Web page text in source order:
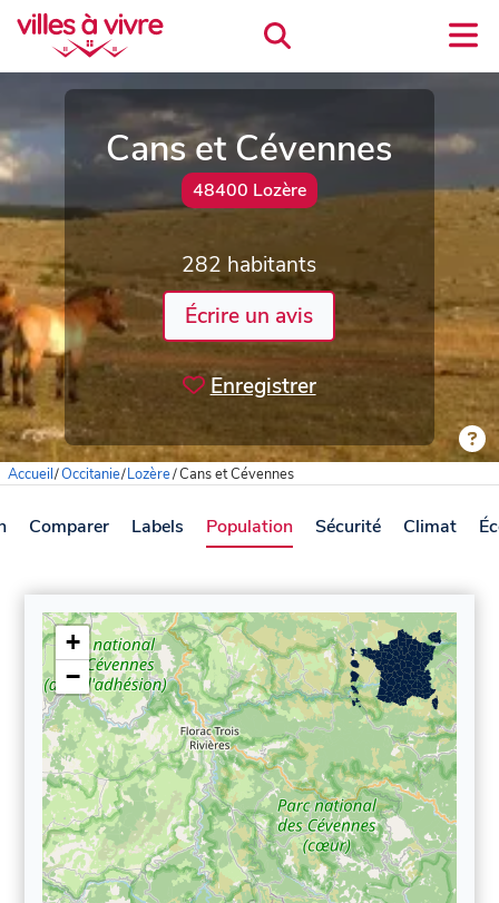
Cans et Cévennes
48400 Lozère
282 habitants
Écrire un avis
Enregistrer
Accueil/Occitanie/Lozère/Cans et Cévennes
Comparer Labels Population Sécurité Climat
+
−